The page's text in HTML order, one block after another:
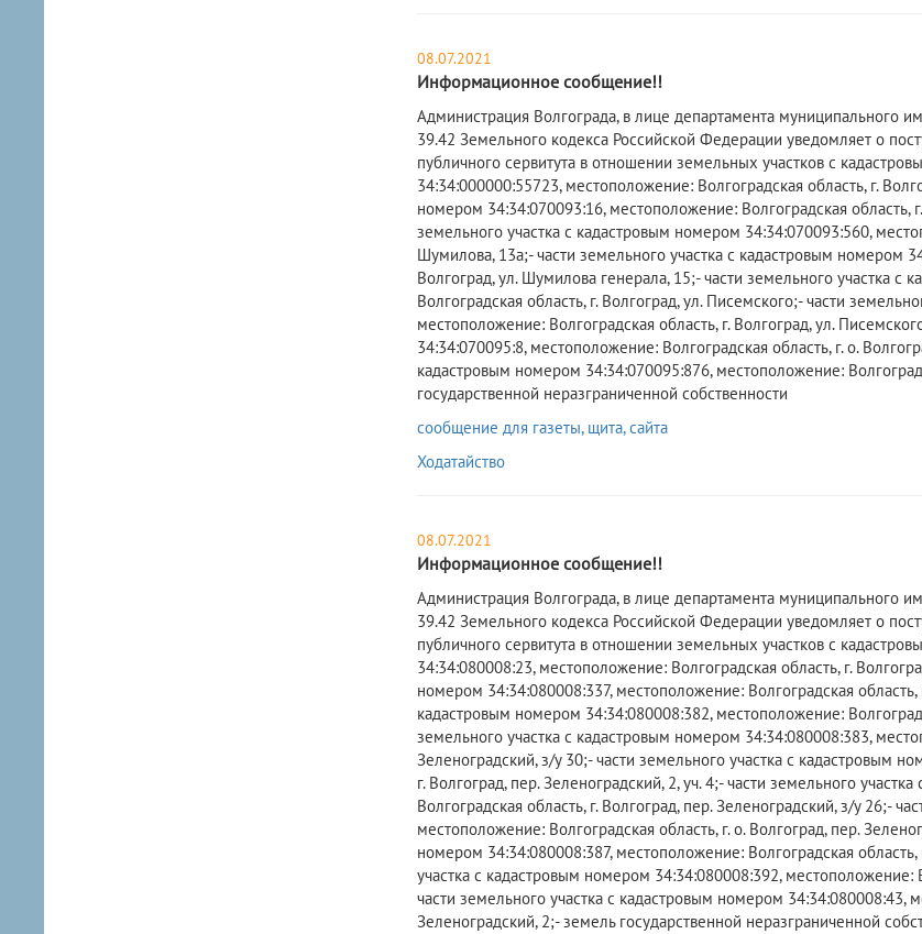
08.07.2021
Информационное сообщение!!
​Администрация Волгограда, в лице департамента муниципального
39.42 Земельного кодекса Российской Федерации уведомляет о
публичного сервитута в отношении земельных участков с
34:34:000000:55723, местоположение: Волгоградская область, г.
номером 34:34:070093:16, местоположение: Волгоградская область,
земельного участка с кадастровым номером 34:34:070093:560,
Шумилова, 13а;- части земельного участка с кадастровым номером
Волгоград, ул. Шумилова генерала, 15;- части земельного участка
Волгоградская область, г. Волгоград, ул. Писемского;- части
местоположение: Волгоградская область, г. Волгоград, ул.
34:34:070095:8, местоположение: Волгоградская область, г. о.
кадастровым номером 34:34:070095:876, местоположение:
государственной неразграниченной собственности
сообщение для газеты, щита, сайта
Ходатайство
08.07.2021
Информационное сообщение!!
​Администрация Волгограда, в лице департамента муниципального
39.42 Земельного кодекса Российской Федерации уведомляет о
публичного сервитута в отношении земельных участков с
34:34:080008:23, местоположение: Волгоградская область, г.
номером 34:34:080008:337, местоположение: Волгоградская область,
кадастровым номером 34:34:080008:382, местоположение:
земельного участка с кадастровым номером 34:34:080008:383,
Зеленоградский, з/у 30;- части земельного участка с кадастровым
г. Волгоград, пер. Зеленоградский, 2, уч. 4;- части земельного
Волгоградская область, г. Волгоград, пер. Зеленоградский, з/у 26;-
местоположение: Волгоградская область, г. о. Волгоград, пер.
номером 34:34:080008:387, местоположение: Волгоградская область,
участка с кадастровым номером 34:34:080008:392, местоположение:
части земельного участка с кадастровым номером 34:34:080008:43,
Зеленоградский, 2;- земель государственной неразграниченной